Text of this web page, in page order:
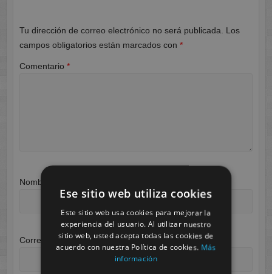
Tu dirección de correo electrónico no será publicada.
Los
campos obligatorios están marcados con *
Comentario *
Nombre
Correo electrónico *
Ese sitio web utiliza cookies
Este sitio web usa cookies para mejorar la
experiencia del usuario. Al utilizar nuestro
sitio web, usted acepta todas las cookies de
acuerdo con nuestra Política de cookies. Más
información